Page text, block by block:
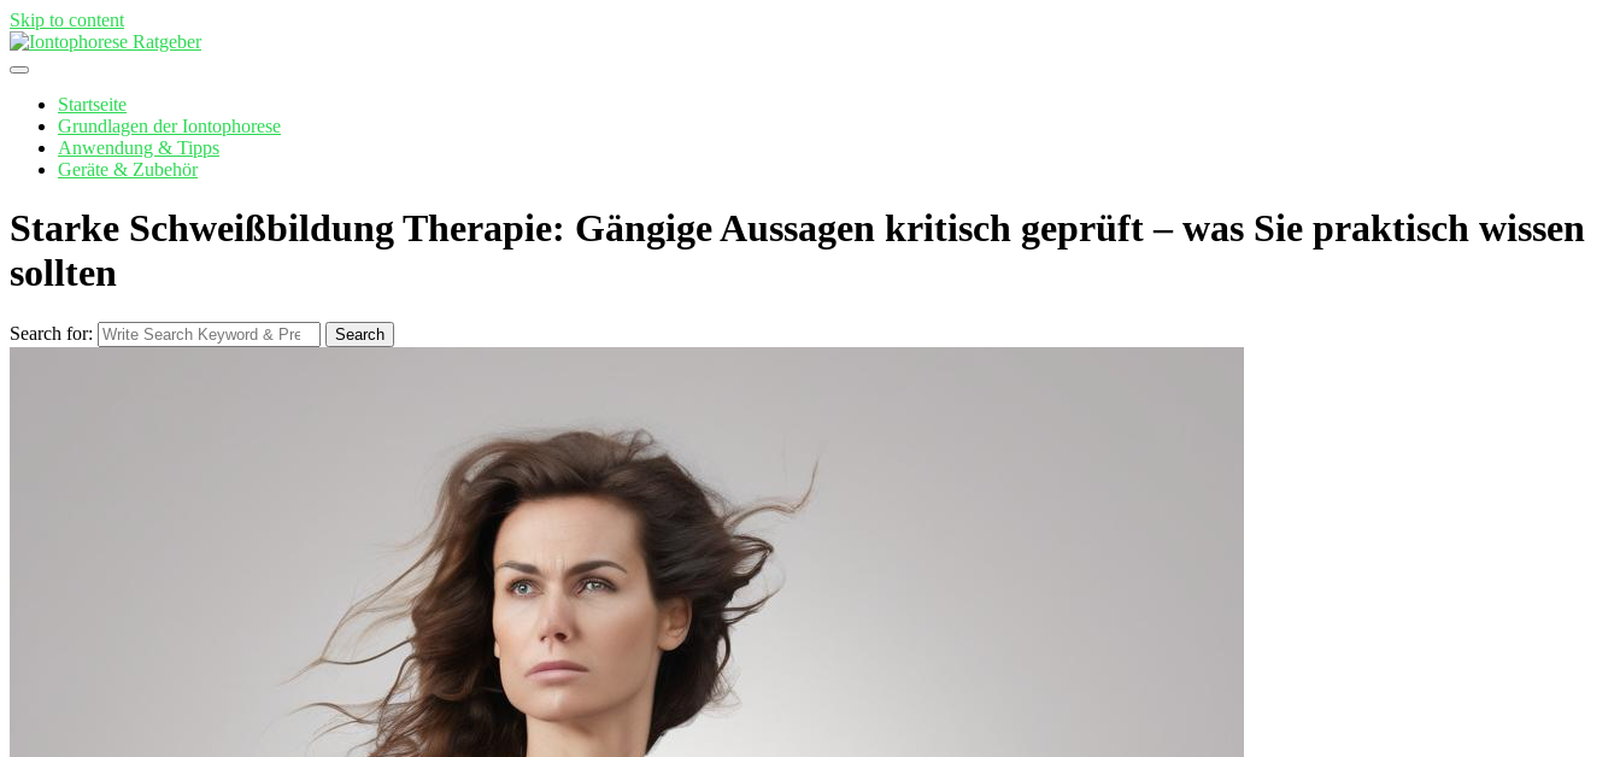
Skip to content
Startseite
Grundlagen der Iontophorese
Anwendung & Tipps
Geräte & Zubehör
Starke Schweißbildung Therapie: Gängige Aussagen kritisch geprüft – was Sie praktisch wissen
sollten
Search for: Search